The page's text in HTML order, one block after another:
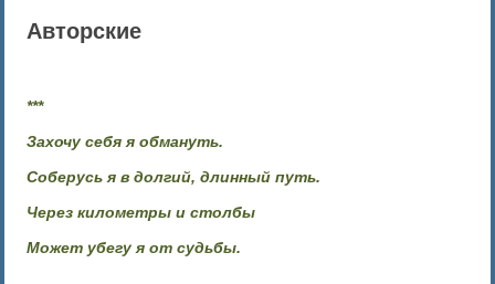
Авторские
***
Захочу себя я обмануть.
Соберусь я в долгий, длинный путь.
Через километры и столбы
Может убегу я от судьбы.